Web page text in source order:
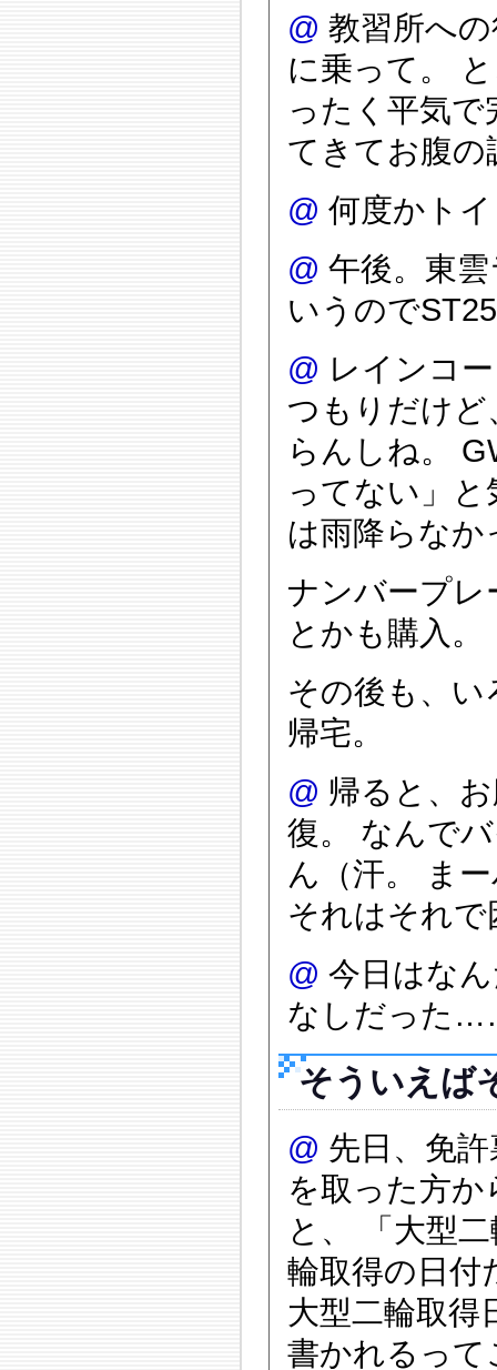
@ 教習所へ
に乗って。
ったく平気
てきてお腹の
@ 何度かト
@ 午後。東
いうので
@ レインコ
つもりだけ
らんしね。
ってない」
は雨降らな
ナンバープ
とかも購入。
その後も、
帰宅。
@ 帰ると、
復。 なんで
ん（汗。 ま
それはそれ
@ 今日はな
なしだった
そういえば
@ 先日、免
を取った方
と、 「大型
輪取得の日付
大型二輪取得
書かれるっ